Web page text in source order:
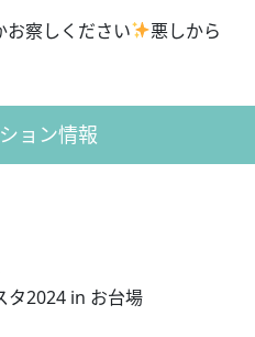
お察しください
悪しから
ョン情報
タ2024 in お台場